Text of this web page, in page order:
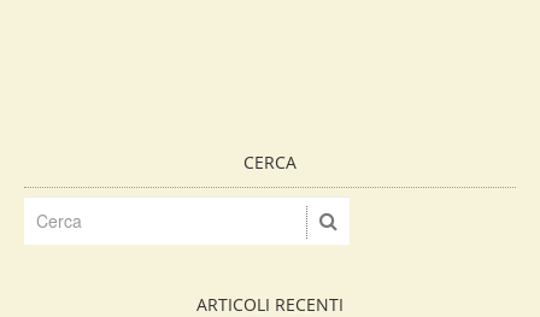
CERCA
ARTICOLI RECENTI